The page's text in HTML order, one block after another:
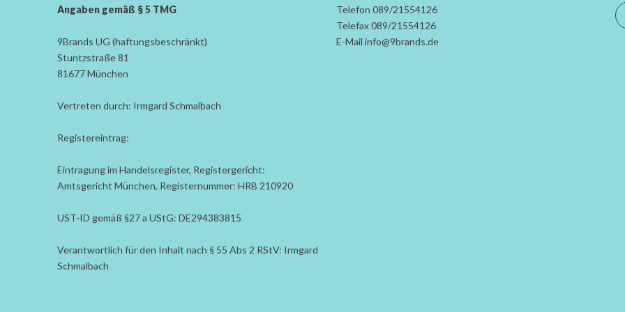
Angaben gemäß § 5 TMG
9Brands UG (haftungsbeschränkt)
Stuntzstraße 81
81677 München
Vertreten durch: Irmgard Schmalbach
Registereintrag:
Eintragung im Handelsregister, Registergericht:
Amtsgericht München, Registernummer: HRB 210920
UST-ID gemäß §27 a UStG: DE294383815
Verantwortlich für den Inhalt nach § 55 Abs 2 RStV: Irmgard
Schmalbach
Telefon 089/21554126
Telefax 089/21554126
E-Mail info@9brands.de